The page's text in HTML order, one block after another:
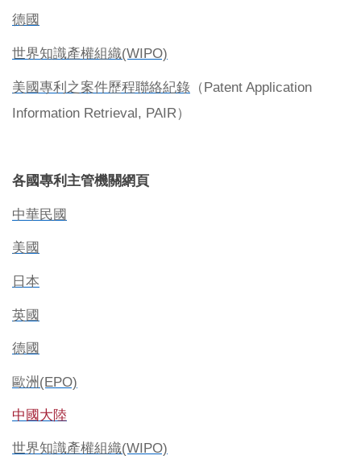
德國
世界知識產權組織(WIPO)
美國專利之案件歷程聯絡紀錄 （Patent Application
Information Retrieval, PAIR）
各國專利主管機關網頁
中華民國
美國
日本
英國
德國
歐洲 (EPO)
中國大陸
世界知識產權組織(WIPO)